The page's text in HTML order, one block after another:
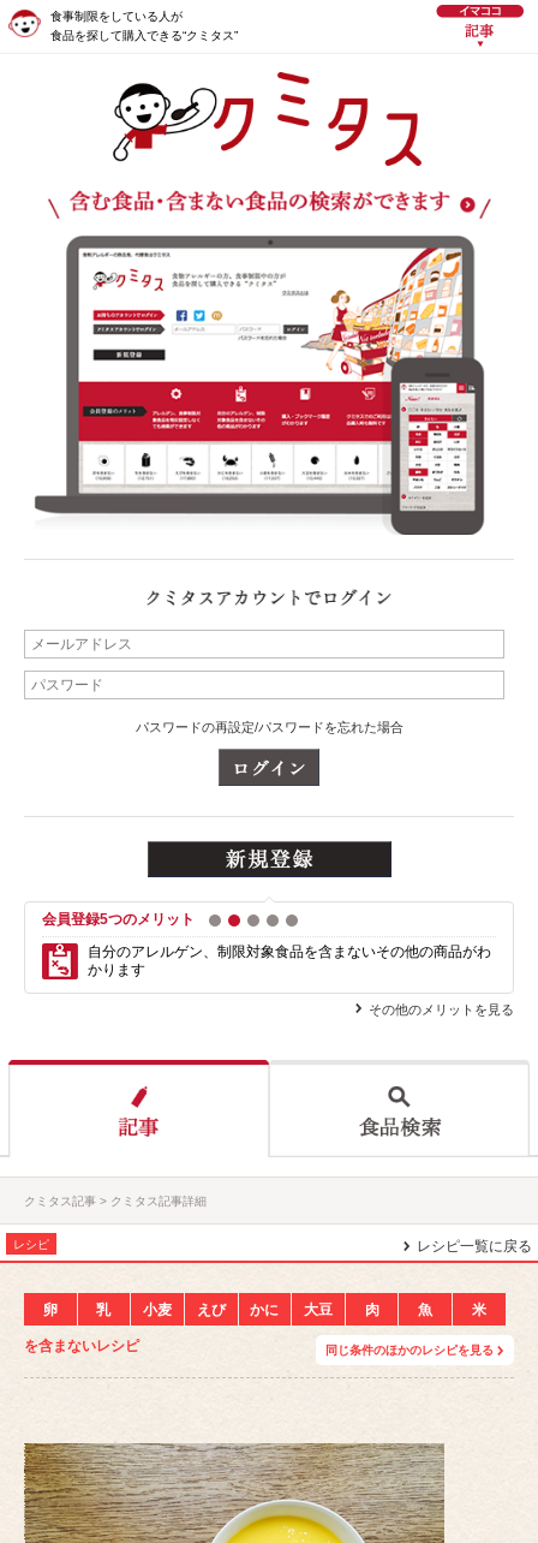
食事制限をしている人が
食品を探して購入できる“クミタス”
パスワードの再設定/パスワードを忘れた場合
会員登録5つのメリット 1 2 3 4
自分のアレルゲン、制限対象食品を含まないその他の商品がわ
かります
その他のメリットを見る
クミタス記事 クミタス記事詳細
レシピ レシピ一覧に戻る
卵 乳 小麦 えび かに 大豆 肉 魚 米
を含まないレシピ 同じ条件のほかのレシピを見る